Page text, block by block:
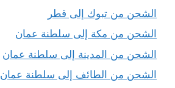
الشحن من تبوك إلى قطر
الشحن من مكة إلى سلطنة عمان
الشحن من المدينة إلى سلطنة عمان
الشحن من الطائف إلى سلطنة عمان